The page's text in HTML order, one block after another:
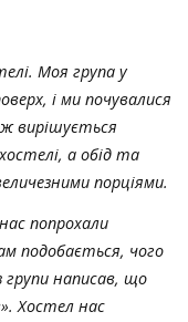
Моя група у
і ми почувалися
вирішується
а обід та
порціями.
попрохали
подобається, чого
написав, що
Хостел нас